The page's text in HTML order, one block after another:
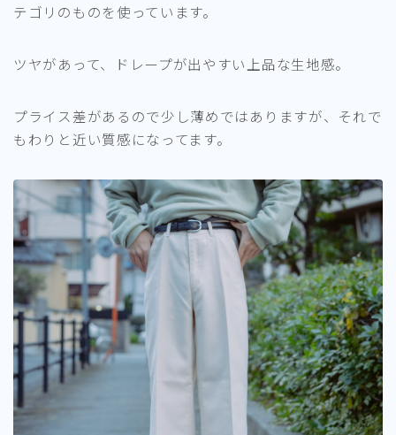
テゴリのものを使っています。
ツヤがあって、ドレープが出やすい上品な生地感。
プライス差があるので少し薄めではありますが、それで
もわりと近い質感になってます。